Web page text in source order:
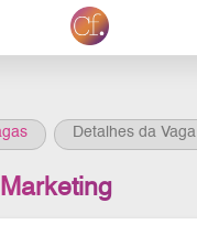
Detalhes da Vaga